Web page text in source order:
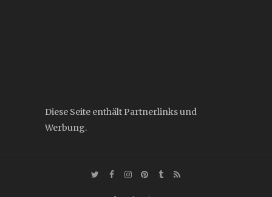
Diese Seite enthält Partnerlinks und
Werbung.